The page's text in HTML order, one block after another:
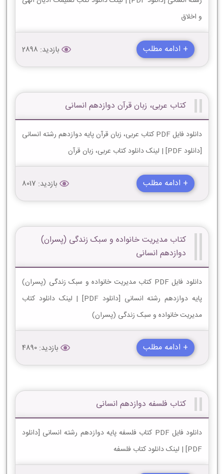
و اخلاق
+ ادامه مطلب بازدید: 2898
کتاب عربی، زبان قرآن دوازدهم انسانی
دانلود فایل PDF کتاب عربی، زبان قرآن پایه دوازدهم رشته انسانی
[دانلود PDF] | لینک دانلود کتاب عربی، زبان قرآن
+ ادامه مطلب بازدید: 8017
کتاب مدیریت خانواده و سبک زندگی (پسران)
دوازدهم انسانی
دانلود فایل PDF کتاب مدیریت خانواده و سبک زندگی (پسران)
پایه دوازدهم رشته انسانی [دانلود PDF] | لینک دانلود کتاب
مدیریت خانواده و سبک زندگی (پسران)
+ ادامه مطلب بازدید: 4890
کتاب فلسفه دوازدهم انسانی
دانلود فایل PDF کتاب فلسفه پایه دوازدهم رشته انسانی [دانلود
PDF] | لینک دانلود کتاب فلسفه